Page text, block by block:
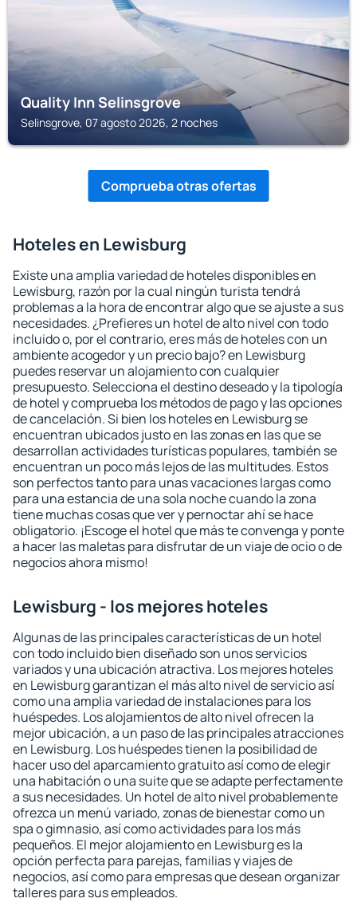
Quality Inn Selinsgrove
Selinsgrove, 07 agosto 2026, 2 noches
Comprueba otras ofertas
Hoteles en Lewisburg
Existe una amplia variedad de hoteles disponibles en
Lewisburg, razón por la cual ningún turista tendrá
problemas a la hora de encontrar algo que se ajuste a sus
necesidades. ¿Prefieres un hotel de alto nivel con todo
incluido o, por el contrario, eres más de hoteles con un
ambiente acogedor y un precio bajo? en Lewisburg
puedes reservar un alojamiento con cualquier
presupuesto. Selecciona el destino deseado y la tipología
de hotel y comprueba los métodos de pago y las opciones
de cancelación. Si bien los hoteles en Lewisburg se
encuentran ubicados justo en las zonas en las que se
desarrollan actividades turísticas populares, también se
encuentran un poco más lejos de las multitudes. Estos
son perfectos tanto para unas vacaciones largas como
para una estancia de una sola noche cuando la zona
tiene muchas cosas que ver y pernoctar ahí se hace
obligatorio. ¡Escoge el hotel que más te convenga y ponte
a hacer las maletas para disfrutar de un viaje de ocio o de
negocios ahora mismo!
Lewisburg - los mejores hoteles
Algunas de las principales características de un hotel
con todo incluido bien diseñado son unos servicios
variados y una ubicación atractiva. Los mejores hoteles
en Lewisburg garantizan el más alto nivel de servicio así
como una amplia variedad de instalaciones para los
huéspedes. Los alojamientos de alto nivel ofrecen la
mejor ubicación, a un paso de las principales atracciones
en Lewisburg. Los huéspedes tienen la posibilidad de
hacer uso del aparcamiento gratuito así como de elegir
una habitación o una suite que se adapte perfectamente
a sus necesidades. Un hotel de alto nivel probablemente
ofrezca un menú variado, zonas de bienestar como un
spa o gimnasio, así como actividades para los más
pequeños. El mejor alojamiento en Lewisburg es la
opción perfecta para parejas, familias y viajes de
negocios, así como para empresas que desean organizar
talleres para sus empleados.